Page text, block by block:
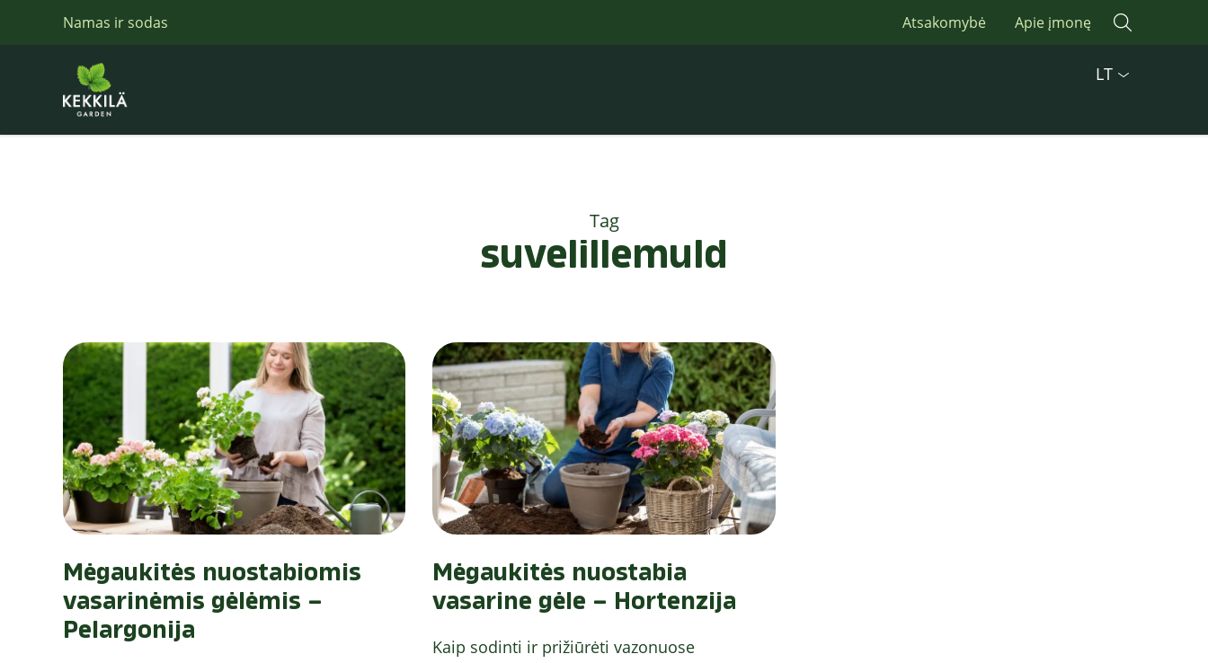
Namas ir sodas Atsakomybė Apie įmonę
LT
Tag
suvelillemuld
Mėgaukitės nuostabiomis
vasarinėmis gėlėmis –
Pelargonija
Mėgaukitės nuostabia
vasarine gėle – Hortenzija
Kaip sodinti ir prižiūrėti vazonuose